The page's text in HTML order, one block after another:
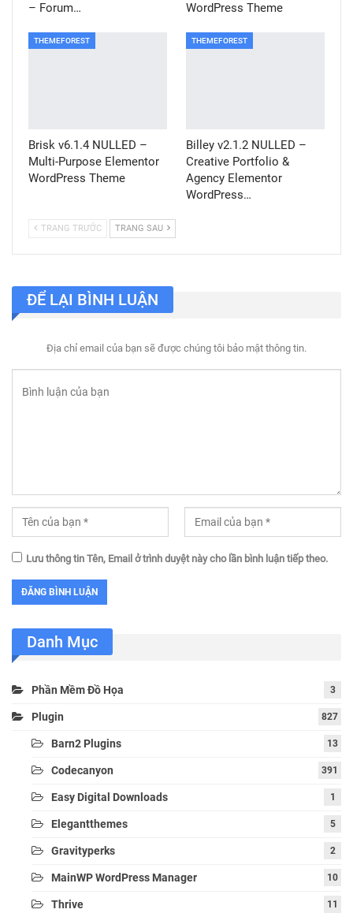
– Forum…
WordPress Theme
THEMEFOREST
Brisk v6.1.4 NULLED –
Multi-Purpose Elementor
WordPress Theme
THEMEFOREST
Billey v2.1.2 NULLED –
Creative Portfolio &
Agency Elementor
WordPress…
TRANG TRƯỚC TRANG SAU
ĐỂ LẠI BÌNH LUẬN
Địa chỉ email của bạn sẽ được chúng tôi bảo mật thông tin.
Lưu thông tin Tên, Email ở trình duyệt này cho lần bình luận tiếp theo.
Danh Mục
Phần Mềm Đồ Họa 3
Plugin 827
Barn2 Plugins 13
Codecanyon 391
Easy Digital Downloads 1
Elegantthemes 5
Gravityperks 2
MainWP WordPress Manager 10
Thrive 11